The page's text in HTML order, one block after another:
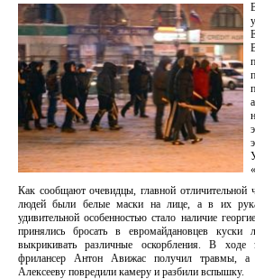
Как сообщают очевидцы, главной отличительной
людей были белые маски на лице, а в их
удивительной особенностью стало наличие
принялись бросать в евромайдановцев
выкрикивать различные оскорбления. В ходе
фрилансер Антон Авижас получил травмы,
Алексееву повредили камеру и разбили вспышку.